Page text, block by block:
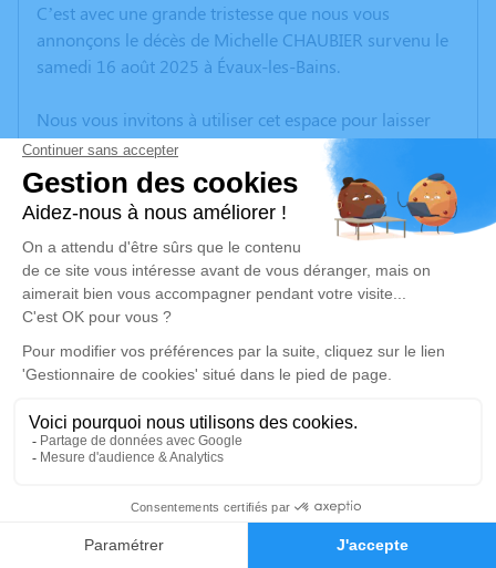
Faire-part Hommages
C’est avec une grande tristesse que nous vous
annonçons le décès de Michelle CHAUBIER survenu le
samedi 16 août 2025 à Évaux-les-Bains.
Nous vous invitons à utiliser cet espace pour laisser
vos condoléances, partager des photos souvenirs, une
anecdote ou exprimer vos pensées à travers des
poèmes ou des textes. Cet endroit est un lieu
d'expression dédié à honorer la mémoire de Michelle
CHAUBIER.
Un service de plantation d’arbre hommage est
disponible ici.
Je rends hommage
Cérémonie religieuse
Église Saint Maurice de Teillet-Argenty
03410 Teillet-Argenty